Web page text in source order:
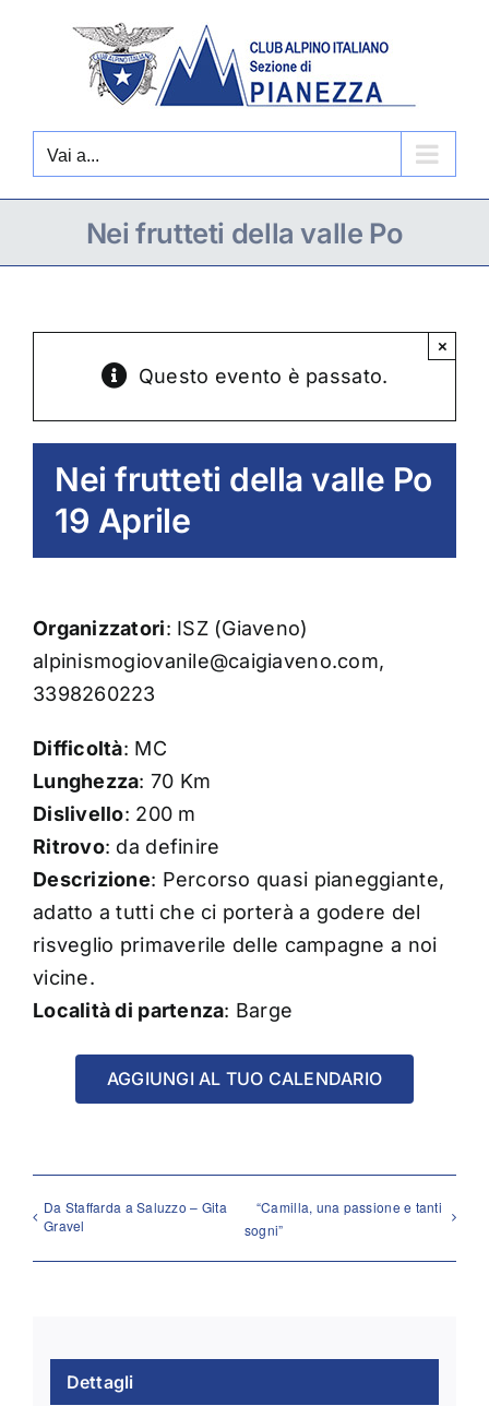
contenuto
Vai a...
Nei frutteti della valle Po
Questo evento è passato.
×
Nei frutteti della valle Po
19 Aprile
Organizzatori: ISZ (Giaveno)
alpinismogiovanile@caigiaveno.com,
3398260223
Difficoltà: MC
Lunghezza: 70 Km
Dislivello: 200 m
Ritrovo: da definire
Descrizione: Percorso quasi pianeggiante,
adatto a tutti che ci porterà a godere del
risveglio primaverile delle campagne a noi
vicine.
Località di partenza: Barge
AGGIUNGI AL TUO CALENDARIO
Da Staffarda a Saluzzo – Gita
Gravel
“Camilla, una passione e tanti
sogni”
Dettagli